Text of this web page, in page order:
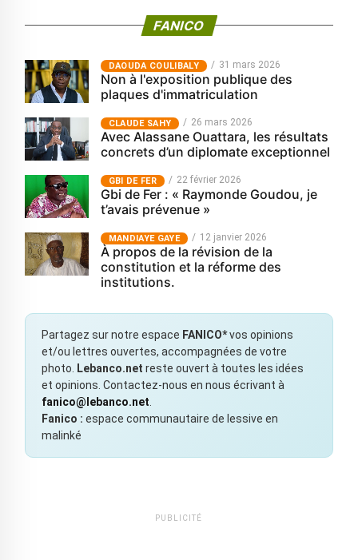
FANICO
‎DAOUDA COULIBALY 31 mars 2026
Non à l'exposition publique des
plaques d'immatriculation
CLAUDE SAHY 26 mars 2026
Avec Alassane Ouattara, les résultats
concrets d’un diplomate exceptionnel
GBI DE FER 22 février 2026
Gbi de Fer : « Raymonde Goudou, je
t’avais prévenue »
MANDIAYE GAYE 12 janvier 2026
À propos de la révision de la
constitution et la réforme des
institutions.
Partagez sur notre espace FANICO*vos opinions
et/ou lettres ouvertes, accompagnées de votre
photo.
Lebanco.net reste ouvert à toutes les idées
et opinions. Contactez-nous en nous écrivant à
fanico@lebanco.net
Fanico : espace communautaire de lessive en
malinké
PUBLICITÉ